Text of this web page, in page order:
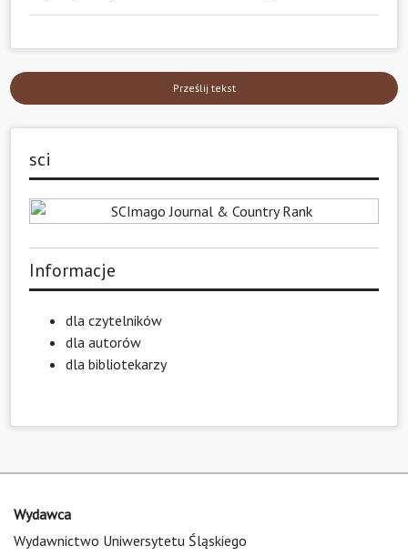
Prześlij tekst
sci
Informacje
dla czytelników
dla autorów
dla bibliotekarzy
Wydawca
Wydawnictwo Uniwersytetu Śląskiego